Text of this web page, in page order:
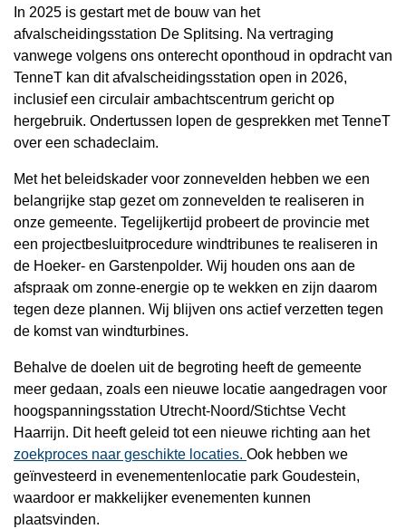
In 2025 is gestart met de bouw van het
afvalscheidingsstation De Splitsing. Na vertraging
vanwege volgens ons onterecht oponthoud in opdracht van
TenneT kan dit afvalscheidingsstation open in 2026,
inclusief een circulair ambachtscentrum gericht op
hergebruik. Ondertussen lopen de gesprekken met TenneT
over een schadeclaim.
Met het beleidskader voor zonnevelden hebben we een
belangrijke stap gezet om zonnevelden te realiseren in
onze gemeente. Tegelijkertijd probeert de provincie met
een projectbesluitprocedure windtribunes te realiseren in
de Hoeker- en Garstenpolder. Wij houden ons aan de
afspraak om zonne-energie op te wekken en zijn daarom
tegen deze plannen. Wij blijven ons actief verzetten tegen
de komst van windturbines.
Behalve de doelen uit de begroting heeft de gemeente
meer gedaan, zoals een nieuwe locatie aangedragen voor
hoogspanningsstation Utrecht-Noord/Stichtse Vecht
Haarrijn. Dit heeft geleid tot een nieuwe richting aan het
zoekproces naar geschikte locaties. Ook hebben we
geïnvesteerd in evenementenlocatie park Goudestein,
waardoor er makkelijker evenementen kunnen
plaatsvinden.